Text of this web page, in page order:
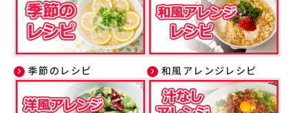
季節のレシピ 和風アレンジレシピ